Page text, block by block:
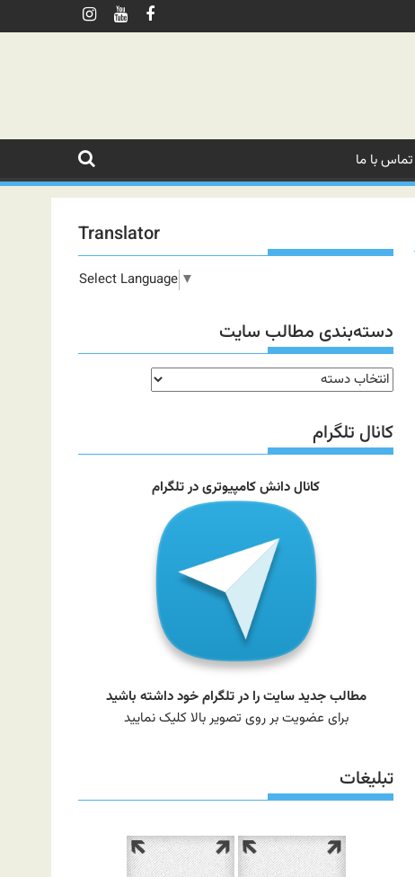
تماس با ما
Translator
Select Language ▼
دسته‌بندی مطالب سایت
دسته‌بندی
مطالب
سایت
کانال تلگرام
کانال دانش کامپیوتری در تلگرام
مطالب جدید سایت را در تلگرام خود داشته باشید
برای عضویت بر روی تصویر بالا کلیک نمایید
تبلیغات